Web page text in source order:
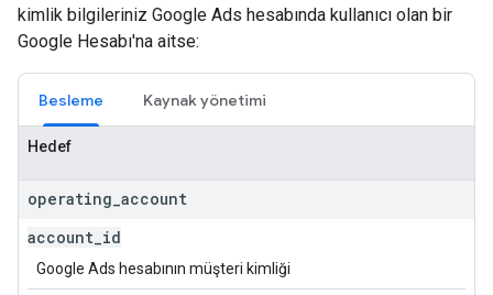
kimlik bilgileriniz Google Ads hesabında kullanıcı olan bir
Google Hesabı'na aitse:
Besleme Kaynak yönetimi
Hedef
operating account
account id
Google Ads hesabının müşteri kimliği